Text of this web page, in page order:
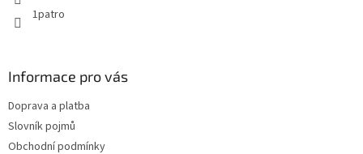
1patro
Informace pro vás
Doprava a platba
Slovník pojmů
Obchodní podmínky